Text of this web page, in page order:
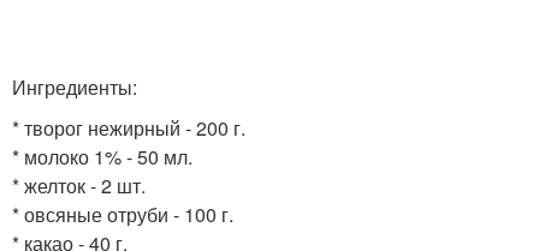
Ингредиенты:
* творог нежирный - 200 г.
* молоко 1% - 50 мл.
* желток - 2 шт.
* овсяные отруби - 100 г.
* какао - 40 г.